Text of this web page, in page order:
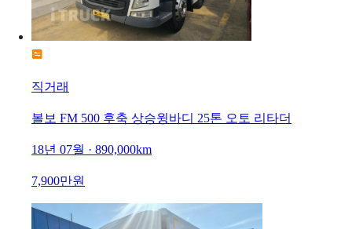
직거래
볼보 FM 500 후축 상승윙바디 25톤 오토 리타더
18년 07월 · 890,000km
7,900만원